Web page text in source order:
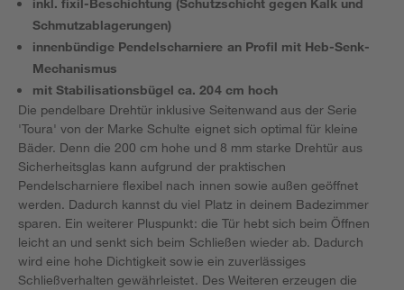
inkl. fixil-Beschichtung (Schutzschicht gegen Kalk und
Schmutzablagerungen)
innenbündige Pendelscharniere an Profil mit Heb-Senk-
Mechanismus
mit Stabilisationsbügel ca. 204 cm hoch
Die pendelbare Drehtür inklusive Seitenwand aus der Serie
'Toura' von der Marke Schulte eignet sich optimal für kleine
Bäder. Denn die 200 cm hohe und 8 mm starke Drehtür aus
Sicherheitsglas kann aufgrund der praktischen
Pendelscharniere flexibel nach innen sowie außen geöffnet
werden. Dadurch kannst du viel Platz in deinem Badezimmer
sparen. Ein weiterer Pluspunkt: die Tür hebt sich beim Öffnen
leicht an und senkt sich beim Schließen wieder ab. Dadurch
wird eine hohe Dichtigkeit sowie ein zuverlässiges
Schließverhalten gewährleistet. Des Weiteren erzeugen die